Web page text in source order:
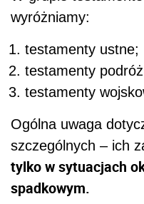
wyróżniamy:
testamenty ustne;
testamenty
testamenty
Ogólna uwaga
szczególnych – ich
tylko w sytuacjach
spadkowym.